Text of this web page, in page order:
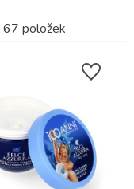
67 položek